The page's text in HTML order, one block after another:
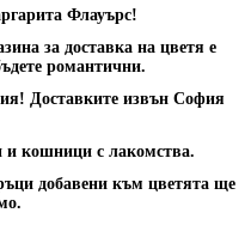
Флауърс!
за доставка на цветя е
романтични.
Доставките извън София
и кошници с лакомства.
добавени към цветята ще